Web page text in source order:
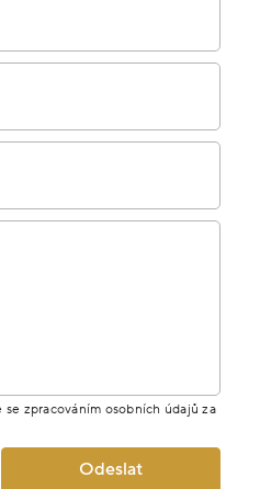
zpracováním osobních údajů za
Odeslat